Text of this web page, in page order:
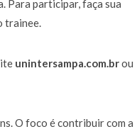
Para participar, faça sua
trainee.
unintersampa.com.brou
O foco é contribuir com a